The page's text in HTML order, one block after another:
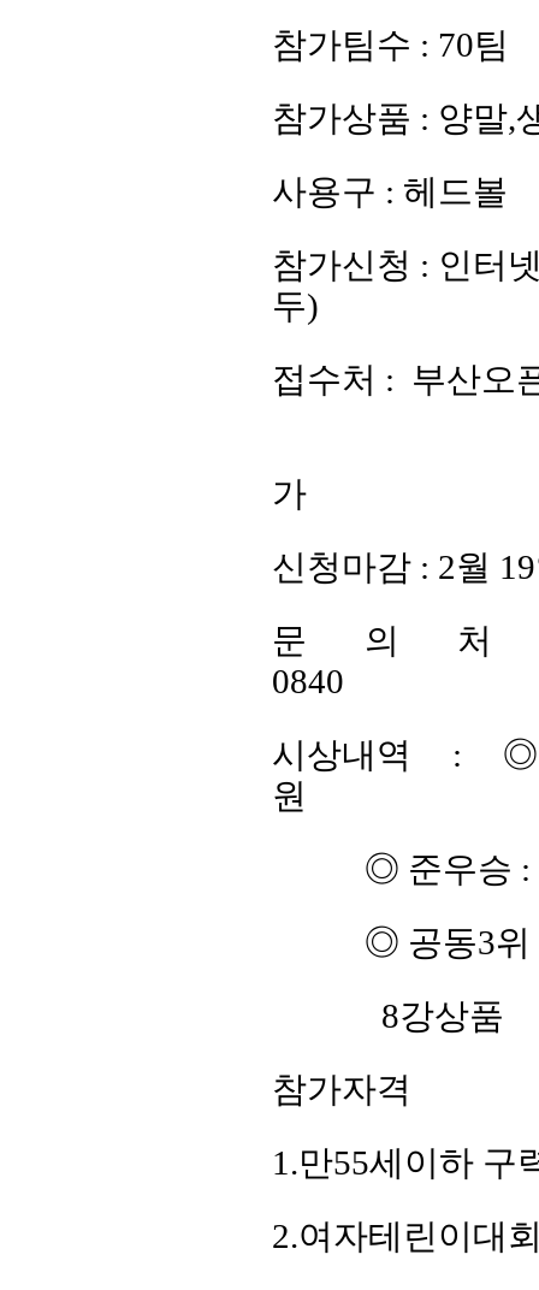
참가팀수 : 70팀
참가상품 : 양말,
사용구 : 헤드볼
참가신청 : 인터
두)
접수처 : 부산오
가
신청마감 : 2월
문 의 처 :
0840
시상내역 :
원
◎ 준우승 :
◎ 공동3위
8강상품
참가자격
1.만55세이하 구
2.여자테린이대